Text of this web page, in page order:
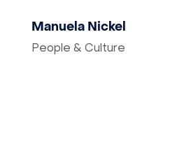
Manuela Nickel
People & Culture